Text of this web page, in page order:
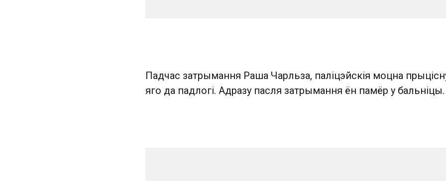
Падчас затрымання Раша Чарльза, паліцэйскія моцна
яго да падлогі. Адразу пасля затрымання ён памёр у бальніцы.